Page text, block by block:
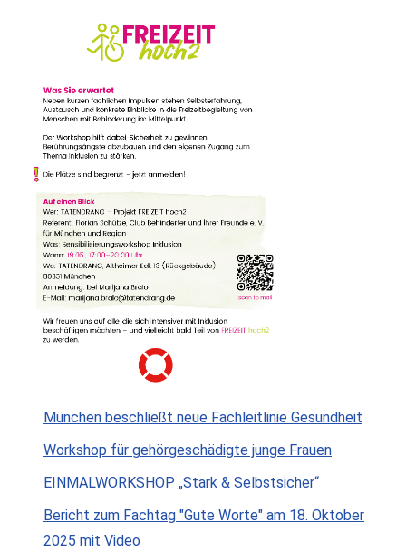
München beschließt neue Fachleitlinie Gesundheit
Workshop für gehörgeschädigte junge Frauen
EINMALWORKSHOP „Stark & Selbstsicher“
Bericht zum Fachtag "Gute Worte" am 18. Oktober
2025 mit Video